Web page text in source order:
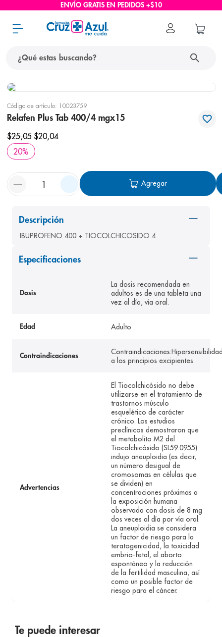
ENVÍO GRATIS EN PEDIDOS +$10
Código de artículo: 10023759
Relafen Plus Tab 400/4 mgx15
$25,05 $20,04
20%
Agregar
Descripción
IBUPROFENO 400 + TIOCOLCHICOSIDO 4
Especificaciones
Dosis
La dosis recomendada en
adultos es de una tableta una
vez al día, vía oral.
Edad Adulto
Contraindicaciones
a los principios excipientes.
Advertencias
El Tiocolchicósido no debe
utilizarse en el tratamiento de
trastornos músculo
esquelético de carácter
crónico. Los estudios
preclínicos demostraron que
el metabolito M2 del
Tiocolchicósido (SL59.0955)
indujo aneuploidia (es decir,
un número desigual de
cromosomas en células que
se dividen) en
concentraciones próximas a
la exposición humana
observada con dosis de 8 mg
dos veces al día por vía oral.
La aneuploidia se considera
un factor de riesgo para la
teratogenicidad, la toxicidad
embrio-fetal, el aborto
espontáneo y la reducción
de la fertilidad masculina, así
como un posible factor de
riesgo para el cáncer.
Te puede interesar
términos más buscados
1 protector solar
3. eucerin
nivea
6. bioderma
7 shampoo
8 pediasure
10